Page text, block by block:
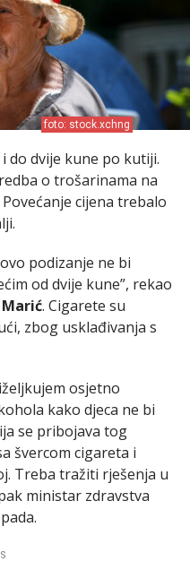
foto: stock.xchng
do dvije kune po kutiji.
o trošarinama na
cijena trebalo
podizanje ne bi
od dvije kune”, rekao
. Cigarete su
zbog usklađivanja s
osjetno
kako djeca ne bi
se pribojava tog
švercom cigareta i
Treba tražiti rješenja u
ministar zdravstva